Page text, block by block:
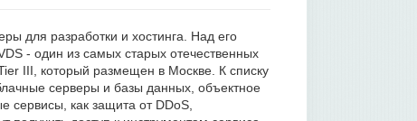
для разработки и хостинга. Над его
- один из самых старых отечественных
III, который размещен в Москве. К списку
серверы и базы данных, объектное
сервисы, как защита от DDoS,